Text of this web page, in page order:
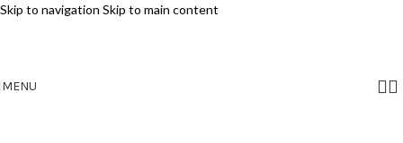
Skip to navigation Skip to main content
MENU